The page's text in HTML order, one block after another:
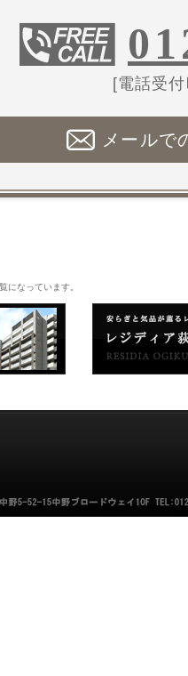
[電話受
メールで
になっています。